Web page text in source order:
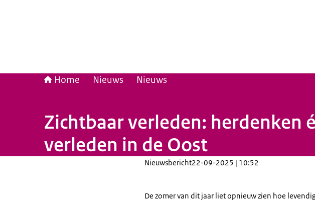
Home Nieuws Nieuws
Zichtbaar verleden: herdenken
verleden in de Oost
Nieuwsbericht22-09-2025 | 10:52
De zomer van dit jaar liet opnieuw zien hoe